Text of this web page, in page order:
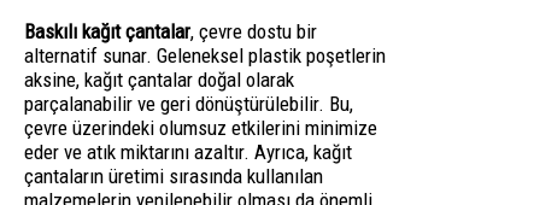
Baskılı kağıt çantalar, çevre dostu bir
alternatif sunar. Geleneksel plastik poşetlerin
aksine, kağıt çantalar doğal olarak
parçalanabilir ve geri dönüştürülebilir. Bu,
çevre üzerindeki olumsuz etkilerini minimize
eder ve atık miktarını azaltır. Ayrıca, kağıt
çantaların üretimi sırasında kullanılan
malzemelerin yenilenebilir olması da önemli